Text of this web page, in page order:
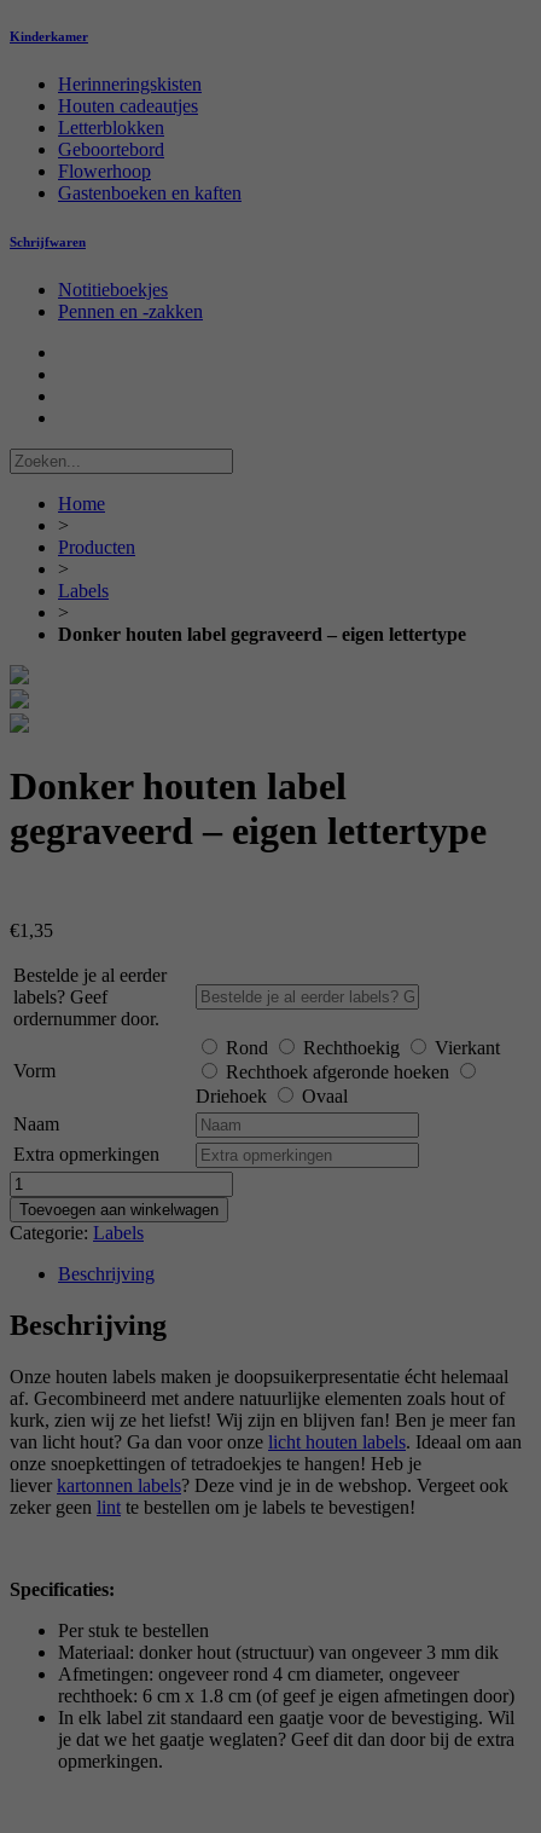
Kinderkamer
Herinneringskisten
Houten cadeautjes
Letterblokken
Geboortebord
Flowerhoop
Gastenboeken en kaften
Schrijfwaren
Notitieboekjes
Pennen en -zakken
Home
>
Producten
>
Labels
>
Donker houten label gegraveerd – eigen lettertype
Donker houten label
gegraveerd – eigen lettertype
€1,35
Bestelde je al eerder
labels? Geef
ordernummer door.
Vorm
Rond Rechthoekig
Vierkant
Rechthoek afgeronde hoeken
Driehoek
Ovaal
Naam
Extra opmerkingen
Aantal
Toevoegen aan winkelwagen
Categorie: Labels
Beschrijving
Beschrijving
Onze houten labels maken je doopsuikerpresentatie écht helemaal
af. Gecombineerd met andere natuurlijke elementen zoals hout of
kurk, zien wij ze het liefst! Wij zijn en blijven fan! Ben je meer fan
van licht hout? Ga dan voor onze licht houten labels. Ideaal om aan
onze snoepkettingen of tetradoekjes te hangen! Heb je
liever kartonnen labels? Deze vind je in de webshop. Vergeet ook
zeker geen lint te bestellen om je labels te bevestigen!
Specificaties:
Per stuk te bestellen
Materiaal: donker hout (structuur) van ongeveer 3 mm dik
Afmetingen: ongeveer rond 4 cm diameter, ongeveer
rechthoek: 6 cm x 1.8 cm (of geef je eigen afmetingen door)
In elk label zit standaard een gaatje voor de bevestiging. Wil
je dat we het gaatje weglaten? Geef dit dan door bij de extra
opmerkingen.